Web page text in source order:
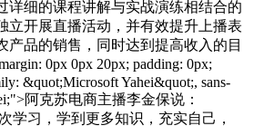
详细的课程讲解与实战演练相结合的
立开展直播活动，并有效提升上播表
产品的销售，同时达到提高收入的目
0px 0px 20px; padding: 0px;
&quot;Microsoft Yahei&quot;, sans-
阿克苏电商主播李金保说：
学习，学到更多知识，充实自己，